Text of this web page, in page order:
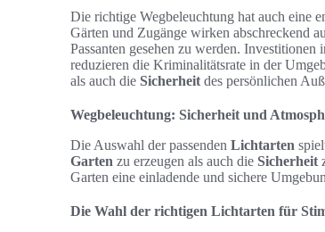
Die richtige Wegbeleuchtung hat auch eine
Gärten und Zugänge wirken abschreckend
Passanten gesehen zu werden.
reduzieren die Kriminalitätsrate in der
als auch die Sicherheit des persönlichen
Wegbeleuchtung: Sicherheit und
Die Auswahl der passenden Lichtarten
Garten zu erzeugen als auch die Sicherheit
Garten eine einladende und sichere
Die Wahl der richtigen Lichtarten für